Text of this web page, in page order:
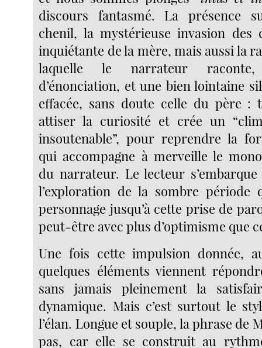
discours fantasmé. La présence
chenil, la mystérieuse invasion des
inquiétante de la mère, mais aussi la
laquelle le narrateur
d’énonciation, et une bien lointaine
effacée, sans doute celle du père :
attiser la curiosité et crée un
insoutenable”, pour reprendre la
qui accompagne à merveille le
du narrateur. Le lecteur
l’exploration de la sombre
personnage jusqu’à cette prise de
peut-être avec plus d’optimisme que
Une fois cette impulsion donnée,
quelques éléments viennent
sans jamais pleinement la
dynamique. Mais c’est surtout le
l’élan. Longue et souple, la phrase de
pas, car elle se construit au